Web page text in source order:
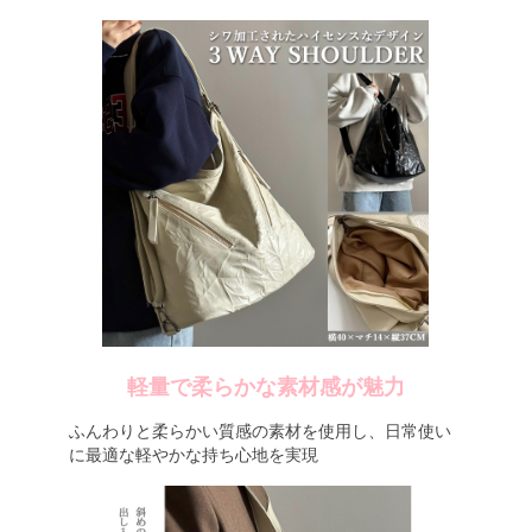
軽量で柔らかな素材感が魅力
ふんわりと柔らかい質感の素材を使用し、日常使い
に最適な軽やかな持ち心地を実現